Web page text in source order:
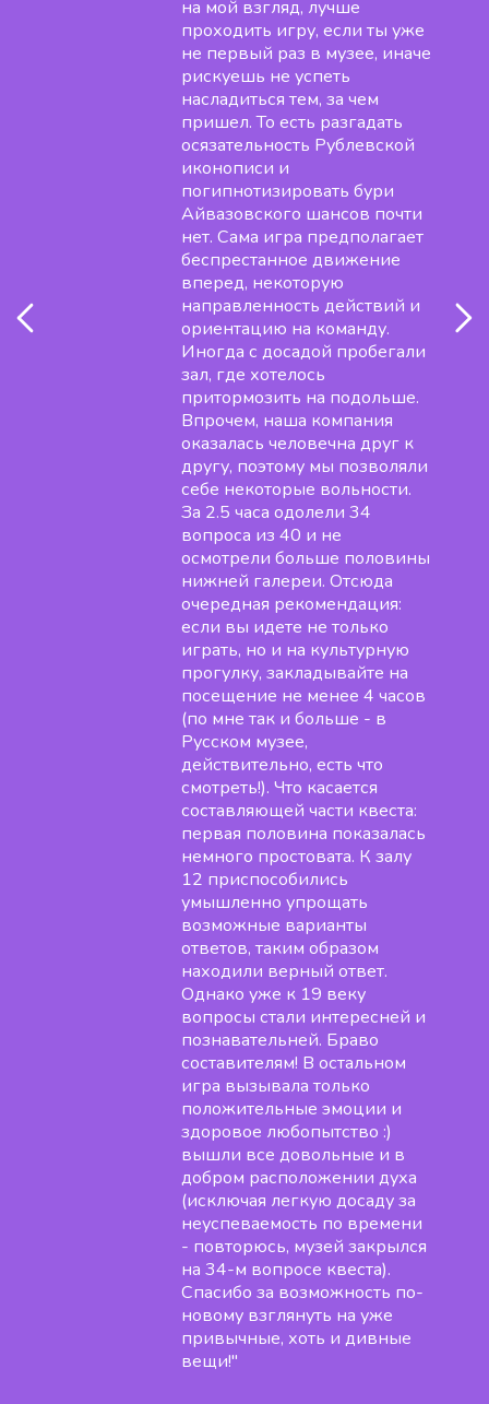
на мой взгляд, лучше
проходить игру, если ты уже
не первый раз в музее, иначе
рискуешь не успеть
насладиться тем, за чем
пришел. То есть разгадать
осязательность Рублевской
иконописи и
погипнотизировать бури
Айвазовского шансов почти
нет. Сама игра предполагает
беспрестанное движение
вперед, некоторую
направленность действий и
ориентацию на команду.
Иногда с досадой пробегали
зал, где хотелось
притормозить на подольше.
Впрочем, наша компания
оказалась человечна друг к
другу, поэтому мы позволяли
себе некоторые вольности.
За 2.5 часа одолели 34
вопроса из 40 и не
осмотрели больше половины
нижней галереи. Отсюда
очередная рекомендация:
если вы идете не только
играть, но и на культурную
прогулку, закладывайте на
посещение не менее 4 часов
(по мне так и больше - в
Русском музее,
действительно, есть что
смотреть!). Что касается
составляющей части квеста:
первая половина показалась
немного простовата. К залу
12 приспособились
умышленно упрощать
возможные варианты
ответов, таким образом
находили верный ответ.
Однако уже к 19 веку
вопросы стали интересней и
познавательней. Браво
составителям! В остальном
игра вызывала только
положительные эмоции и
здоровое любопытство :)
вышли все довольные и в
добром расположении духа
(исключая легкую досаду за
неуспеваемость по времени
- повторюсь, музей закрылся
на 34-м вопросе квеста).
Спасибо за возможность по-
новому взглянуть на уже
привычные, хоть и дивные
вещи!"